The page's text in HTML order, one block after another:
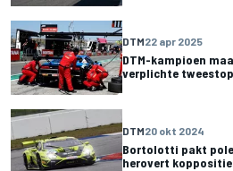
DTM22 apr 2025
DTM-kampioen
verplichte
DTM20 okt 2024
Bortolotti pakt
herovert koppositie